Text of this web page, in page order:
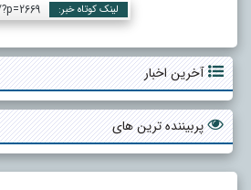
لینک کوتاه خبر:
آخرین اخبار
پربیننده ترین های